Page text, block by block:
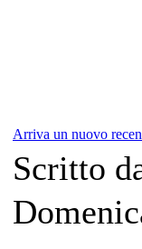
Arriva un nuovo
Scritto